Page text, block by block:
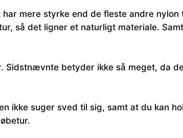
mere styrke end de fleste andre
så det ligner et naturligt materiale.
Sidstnævnte betyder ikke så meget, da
ikke suger sved til sig, samt at du kan